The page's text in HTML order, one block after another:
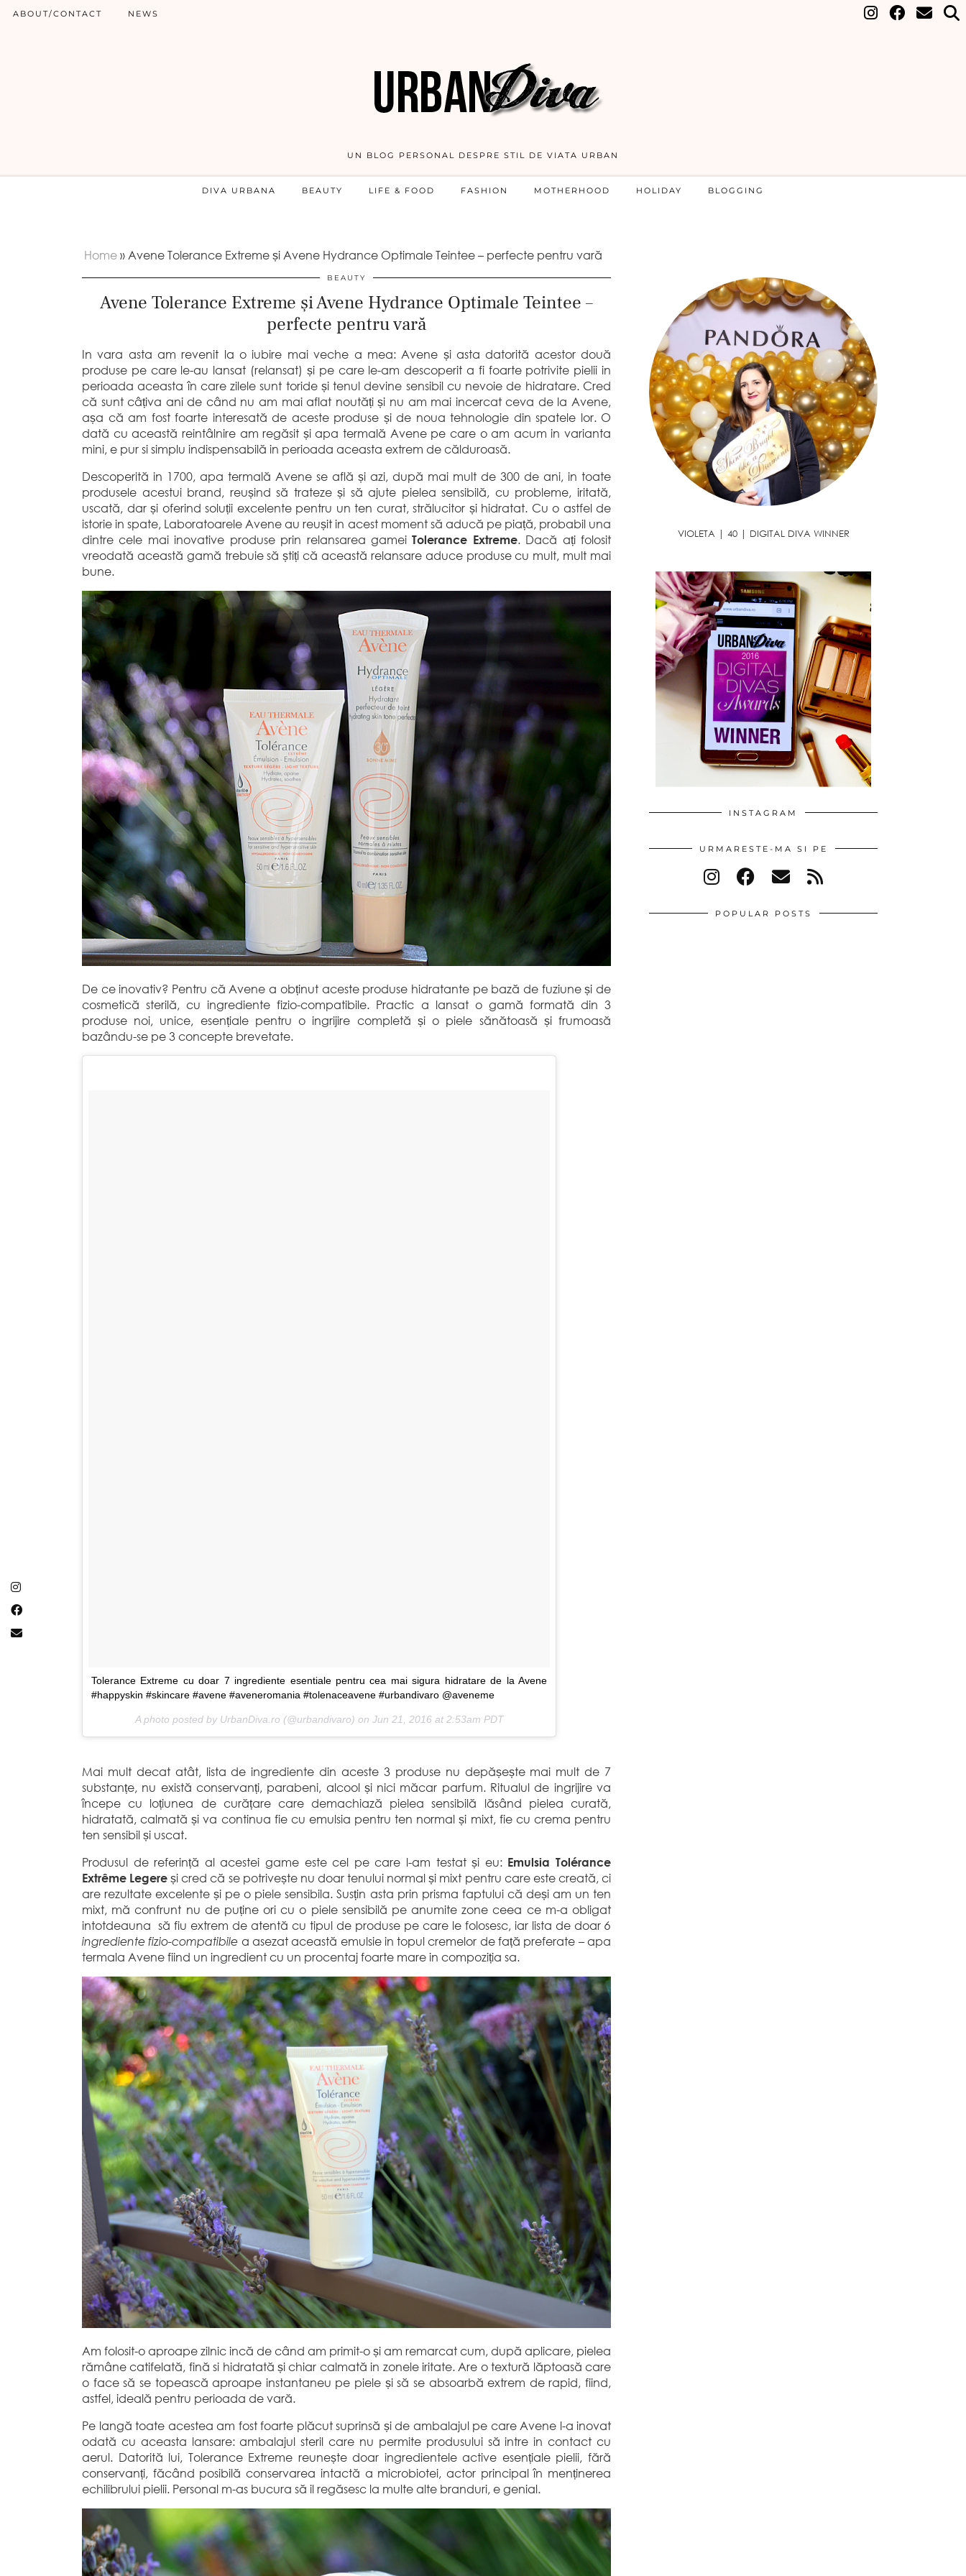
UN BLOG PERSONAL DESPRE STIL DE VIATA URBAN
ABOUT/CONTACT NEWS
DIVA URBANA BEAUTY LIFE & FOOD FASHION MOTHERHOOD HOLIDAY BLOGGING
Home » Avene Tolerance Extreme și Avene Hydrance Optimale Teintee – perfecte pentru vară
BEAUTY
Avene Tolerance Extreme și Avene Hydrance Optimale Teintee –
perfecte pentru vară
In vara asta am revenit la o iubire mai veche a mea: Avene și asta datorită acestor două
produse pe care le-au lansat (relansat) și pe care le-am descoperit a fi foarte potrivite pielii in
perioada aceasta în care zilele sunt toride și tenul devine sensibil cu nevoie de hidratare. Cred
că sunt câțiva ani de când nu am mai aflat noutăți și nu am mai incercat ceva de la Avene,
așa că am fost foarte interesată de aceste produse și de noua tehnologie din spatele lor. O
dată cu această reintâlnire am regăsit și apa termală Avene pe care o am acum in varianta
mini, e pur si simplu indispensabilă in perioada aceasta extrem de călduroasă.
Descoperită in 1700, apa termală Avene se află și azi, după mai mult de 300 de ani, in toate
produsele acestui brand, reușind să trateze și să ajute pielea sensibilă, cu probleme, iritată,
uscată, dar și oferind soluții excelente pentru un ten curat, strălucitor și hidratat. Cu o astfel de
istorie in spate, Laboratoarele Avene au reușit in acest moment să aducă pe piață, probabil una
dintre cele mai inovative produse prin relansarea gameiTolerance Extreme. Dacă ați folosit
vreodată această gamă trebuie să știți că această relansare aduce produse cu mult, mult mai
bune.
De ce inovativ? Pentru că Avene a obținut aceste produse hidratante pe bază de fuziune și de
cosmetică sterilă, cu ingrediente fizio-compatibile. Practic a lansat o gamă formată din 3
produse noi, unice, esențiale pentru o ingrijire completă și o piele sănătoasă și frumoasă
bazându-se pe 3 concepte brevetate.
Tolerance Extreme cu doar 7 ingrediente esentiale pentru cea mai sigura hidratare de la Avene
#happyskin #skincare #avene #aveneromania #tolenaceavene #urbandivaro @aveneme
A photo posted by UrbanDiva.ro (@urbandivaro) on Jun 21, 2016 at 2:53am PDT
Mai mult decat atât, lista de ingrediente din aceste 3 produse nu depășește mai mult de 7
substanțe, nu există conservanți, parabeni, alcool și nici măcar parfum. Ritualul de ingrijire va
începe cu loțiunea de curățare care demachiază pielea sensibilă lăsând pielea curată,
hidratată, calmată și va continua fie cu emulsia pentru ten normal și mixt, fie cu crema pentru
ten sensibil și uscat.
Produsul de referință al acestei game este cel pe care l-am testat și eu: Emulsia Tolérance
Extrême Legere și cred că se potrivește nu doar tenului normal și mixt pentru care este creată, ci
are rezultate excelente și pe o piele sensibila. Susțin asta prin prisma faptului că deși am un ten
mixt, mă confrunt nu de puține ori cu o piele sensibilă pe anumite zone ceea ce m-a obligat
intotdeauna să fiu extrem de atentă cu tipul de produse pe care le folosesc, iar lista de doar 6
ingrediente fizio-compatibile a asezat această emulsie in topul cremelor de față preferate – apa
termala Avene fiind un ingredient cu un procentaj foarte mare in compoziția sa.
Am folosit-o aproape zilnic incă de când am primit-o și am remarcat cum, după aplicare, pielea
rămâne catifelată, fină si hidratată și chiar calmată in zonele iritate. Are o textură lăptoasă care
o face să se topească aproape instantaneu pe piele și să se absoarbă extrem de rapid, fiind,
astfel, ideală pentru perioada de vară.
Pe langă toate acestea am fost foarte plăcut suprinsă și de ambalajul pe care Avene l-a inovat
odată cu aceasta lansare: ambalajul steril care nu permite produsului să intre in contact cu
aerul. Datorită lui, Tolerance Extreme reunește doar ingredientele active esențiale pielii, fără
conservanți, făcând posibilă conservarea intactă a microbiotei, actor principal în menținerea
echilibrului pielii. Personal m-as bucura să il regăsesc la multe alte branduri, e genial.
VIOLETA | 40 | DIGITAL DIVA WINNER
INSTAGRAM
URMARESTE-MA SI PE
POPULAR POSTS